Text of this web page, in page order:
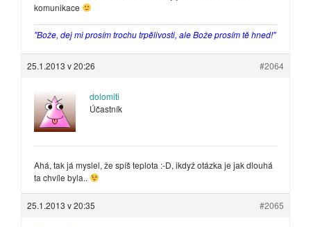
komunikace
"Bože, dej mi prosím trochu trpělivosti, ale Bože prosím tě hned!"
25.1.2013 v 20:26 #2064
dolomiti
Účastník
Ahá, tak já myslel, že spíš teplota :-D, ikdyž otázka je jak dlouhá
ta chvíle byla..
25.1.2013 v 20:35 #2065